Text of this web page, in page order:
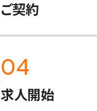
ご契約
04
求人開始